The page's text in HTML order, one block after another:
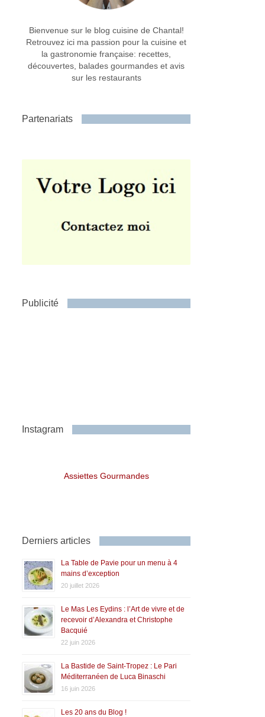
Bienvenue sur le blog cuisine de Chantal!
Retrouvez ici ma passion pour la cuisine et
la gastronomie française: recettes,
découvertes, balades gourmandes et avis
sur les restaurants
Partenariats
Publicité
Instagram
Assiettes Gourmandes
Derniers articles
La Table de Pavie pour un menu à 4
mains d’exception
20 juillet 2026
Le Mas Les Eydins : l’Art de vivre et de
recevoir d’Alexandra et Christophe
Bacquié
22 juin 2026
La Bastide de Saint-Tropez : Le Pari
Méditerranéen de Luca Binaschi
16 juin 2026
Les 20 ans du Blog !